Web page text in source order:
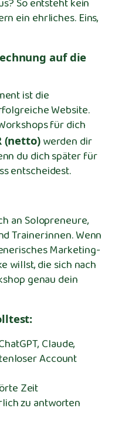
ein ehrliches. Eins,
auf die
ist die
Website.
für dich
(netto)werden dir
du dich später für
entscheidest.
an Solopreneure,
Trainer:innen. Wenn
Marketing-
willst, die sich nach
genau dein
Claude,
Account
Zeit
zu antworten